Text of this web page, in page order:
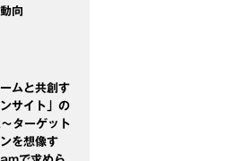
向
ムと共創す
サイト」の
ターゲット
を想像す